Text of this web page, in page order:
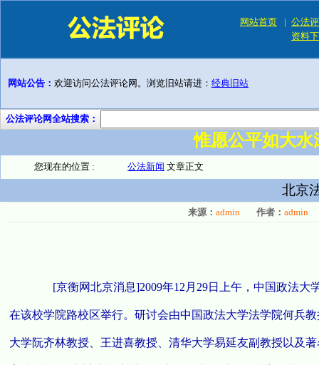
网站首页 | 公法
资料
网站公告： 欢迎访问公法评论网。浏览旧站请进： 经典旧站
公法评论网全站搜索：
惟愿公平如大
您现在的位置 : 公法新闻 文章正文
北京
来源： admin 作者： admin
[京衡网北京消息]2009年12月29日上午，中国政法大
在该校学院路校区举行。研讨会由中国政法大学法学院何兵
大学阮齐林教授、王进喜教授、清华大学易延友副教授以及